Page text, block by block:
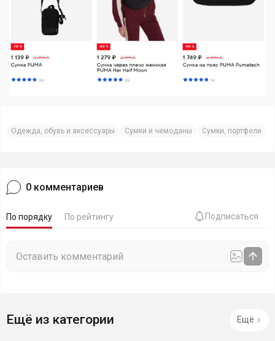
Одежда, обувь и аксессуары Сумки и чемоданы Сумки, портфели
0 комментариев
По порядку По рейтингу Подписаться
Ещё из категории Ещё